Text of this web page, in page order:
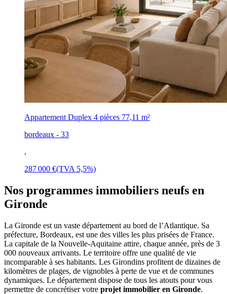
Appartement Duplex 4 pièces 77,11 m²
bordeaux - 33
,
287 000 €(TVA 5,5%)
Nos programmes immobiliers neufs en
Gironde
La Gironde est un vaste département au bord de l’Atlantique. Sa
préfecture, Bordeaux, est une des villes les plus prisées de France.
La capitale de la Nouvelle-Aquitaine attire, chaque année, près de 3
000 nouveaux arrivants. Le territoire offre une qualité de vie
incomparable à ses habitants. Les Girondins profitent de dizaines de
kilomètres de plages, de vignobles à perte de vue et de communes
dynamiques. Le département dispose de tous les atouts pour vous
permettre de concrétiser votre projet immobilier en Gironde.